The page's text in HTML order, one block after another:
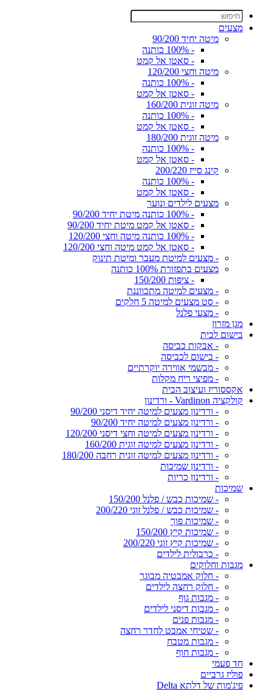
מצעים
מיטה יחיד 90/200
- 100% כותנה
- סאטן אל קמט
מיטה וחצי 120/200
- 100% כותנה
- סאטן אל קמט
מיטה זוגית 160/200
- 100% כותנה
- סאטן אל קמט
מיטה זוגית 180/200
- 100% כותנה
- סאטן אל קמט
קינג סייז 200/220
- 100% כותנה
- סאטן אל קמט
מצעים לילדים ונוער
- 100% כותנה מיטת יחיד 90/200
- סאטן אל קמט מיטת יחיד 90/200
- 100% כותנה מיטה וחצי 120/200
- סאטן אל קמט מיטה וחצי 120/200
- מצעים למיטת מעבר ומיטת תינוק
מצעים בתפזורת 100% כותנה
- ציפות 150/200
- מצעים למיטה מתכווננת
- סט מצעים למיטה 5 חלקים
- מצעי פלנל
מגן מזרון
בישום לבית
- אבקות כביסה
- בישום לכביסה
- מבשמי אווירה יוקרתיים
- מפיצי ריח מקלות
אקססוריז ועיצוב הבית
קולקציה Vardinon - ורדינון
- ורדינון מצעים למיטה יחיד דיסני 90/200
- ורדינון מצעים למיטה יחיד 90/200
- ורדינון מצעים למיטה וחצי דיסני 120/200
- ורדינון מצעים למיטה זוגית 160/200
- ורדינון מצעים למיטה זוגית רחבה 180/200
- ורדינון שמיכות
- ורדינון כריות
שמיכות
- שמיכות כבש / פלנל 150/200
- שמיכות כבש / פלנל זוגי 200/220
- שמיכות פוך
- שמיכות קיץ 150/200
- שמיכות קיץ זוגי 200/220
- כרבולית לילדים
מגבות וחלוקים
- חלוק אמבטיה מבוגר
- חלוק רחצה לילדים
- מגבות גוף
- מגבות דיסני לילדים
- מגבות פנים
- שטיחי אמבט לחדר רחצה
- מגבות מטבח
- מגבות חוף
חד פעמי
פוליז גרביים
פיג'מות של דלתא Delta